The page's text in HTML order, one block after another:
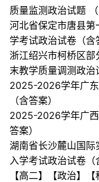
质量监测政治试题 （
河北省保定市唐县
学考试政治试卷（含
浙江绍兴市柯桥区
末教学质量调测政治
2025-2026学年广
（含答案）
2025-2026学年广
答案）
湖南省长沙麓山国
入学考试政治试卷（
【高二】【政治】